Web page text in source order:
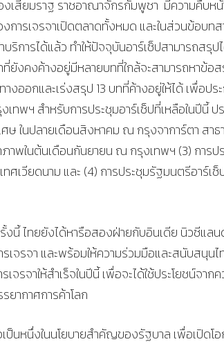
สียมราฐ ราชอาณาจักรกัมพูชา มีความคืบหน้
ารเจรจาเปิดตลาดทั้งหมด และในส่วนข้อบทส
การได้แล้ว ทำให้ปัจจุบันอาร์เซ็ปสามารถสรุ
งคงค้างอยู่มีหลายบทที่ใกล้จะสามารถหาข้อส
ออกและเร่งสรุป 13 บทที่ค้างอยู่ให้ได้ เพื่อป
พฯ สำหรับการประชุมอาร์เซ็ปที่เหลือในปีนี้ ป
ษ ในปลายเดือนสิงหาคม ณ กรุงจาการ์ตา สา
ภาพในต้นเดือนกันยายน ณ กรุงเทพฯ (3) การ
เวียดนาม และ (4) การประชุมรัฐมนตรีอาร์เซ็
รั้งนี้ ไทยยังได้หารือสองฝ่ายกับอินเดีย นิวซีแล
จรจา และพร้อมให้ความร่วมมือและสนับสนุนไ
รจาให้สำเร็จในปีนี้ เพื่อจะได้ใช้ประโยชน์จาก
ากาศการค้าโลก
ป็นหนึ่งในนโยบายสำคัญของรัฐบาล เพื่อเปิดโ